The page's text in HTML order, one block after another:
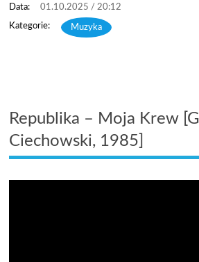
01.10.2025 / 20:12
Muzyka
Republika – Moja Krew
Ciechowski, 1985]